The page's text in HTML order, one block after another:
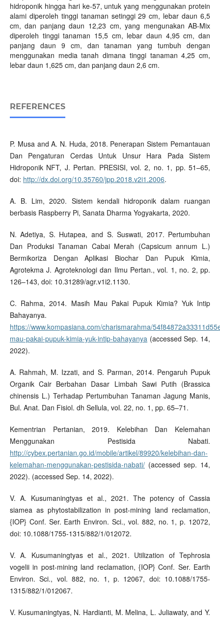
hidroponik hingga hari ke-57, untuk yang menggunakan protein
alami diperoleh tinggi tanaman setinggi 29 cm, lebar daun 6,5
cm, dan panjang daun 12,23 cm, yang mengunakan AB-Mix
diperoleh tinggi tanaman 15,5 cm, lebar daun 4,95 cm, dan
panjang daun 9 cm, dan tanaman yang tumbuh dengan
menggunakan media tanah dimana tinggi tanaman 4,25 cm,
lebar daun 1,625 cm, dan panjang daun 2,6 cm.
REFERENCES
P. Musa and A. N. Huda, 2018. Penerapan Sistem Pemantauan
Dan Pengaturan Cerdas Untuk Unsur Hara Pada Sistem
Hidroponik NFT, J. Pertan. PRESISI, vol. 2, no. 1, pp. 51–65,
doi: http://dx.doi.org/10.35760/jpp.2018.v2i1.2006.
A. B. Lim, 2020. Sistem kendali hidroponik dalam ruangan
berbasis Raspberry Pi, Sanata Dharma Yogyakarta, 2020.
N. Adetiya, S. Hutapea, and S. Suswati, 2017. Pertumbuhan
Dan Produksi Tanaman Cabai Merah (Capsicum annum L.)
Bermikoriza Dengan Aplikasi Biochar Dan Pupuk Kimia,
Agrotekma J. Agroteknologi dan Ilmu Pertan., vol. 1, no. 2, pp.
126–143, doi: 10.31289/agr.v1i2.1130.
C. Rahma, 2014. Masih Mau Pakai Pupuk Kimia? Yuk Intip
Bahayanya.
https://www.kompasiana.com/charismarahma/
mau-pakai-pupuk-kimia-yuk-intip-bahayanya (accessed Sep. 14,
2022).
A. Rahmah, M. Izzati, and S. Parman, 2014. Pengaruh Pupuk
Organik Cair Berbahan Dasar Limbah Sawi Putih (Brassica
chinensis L.) Terhadap Pertumbuhan Tanaman Jagung Manis,
Bul. Anat. Dan Fisiol. dh Sellula, vol. 22, no. 1, pp. 65–71.
Kementrian Pertanian, 2019. Kelebihan Dan Kelemahan
Menggunakan Pestisida Nabati.
http://cybex.pertanian.go.id/mobile/artikel/89920/kelebihan-dan-
kelemahan-menggunakan-pestisida-nabati/(accessed sep. 14,
2022). (accessed Sep. 14, 2022).
V. A. Kusumaningtyas et al., 2021. The potency of Cassia
siamea as phytostabilization in post-mining land reclamation,
{IOP} Conf. Ser. Earth Environ. Sci., vol. 882, no. 1, p. 12072,
doi: 10.1088/1755-1315/882/1/012072.
V. A. Kusumaningtyas et al., 2021. Utilization of Tephrosia
vogelii in post-mining land reclamation, {IOP} Conf. Ser. Earth
Environ. Sci., vol. 882, no. 1, p. 12067, doi: 10.1088/1755-
1315/882/1/012067.
V. Kusumaningtyas, N. Hardianti, M. Melina, L. Juliawaty, and Y.